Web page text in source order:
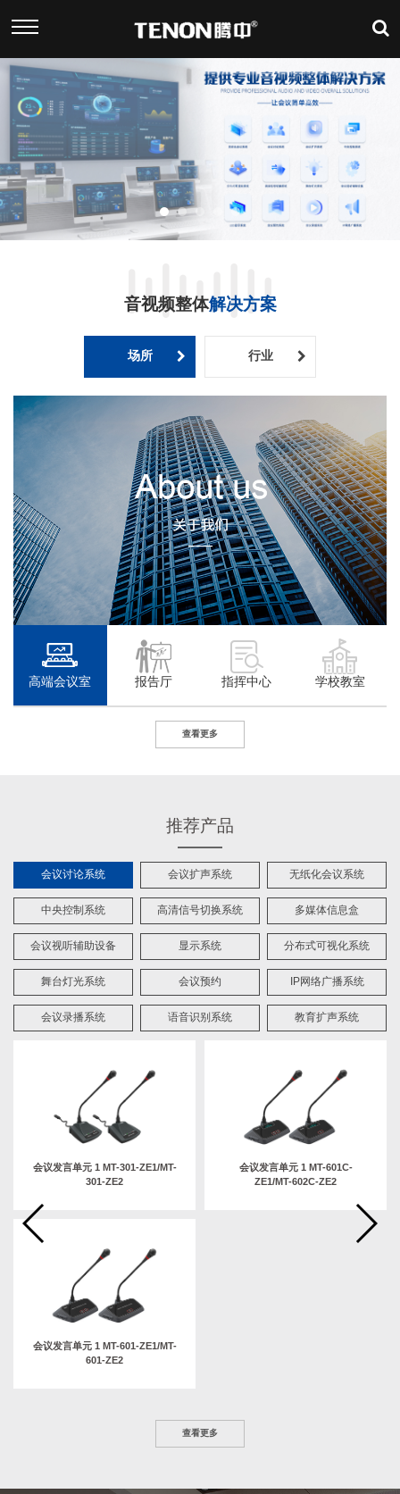
音视频整体解决方案
场所 行业
高端会议室 报告厅 指挥中心 学校教室
查看更多
推荐产品
会议讨论系统 会议扩声系统 无纸化会议系统
中央控制系统 高清信号切换系统 多媒体信息盒
会议视听辅助设备 显示系统 分布式可视化系统
舞台灯光系统 会议预约 IP网络广播系统
会议录播系统 语音识别系统 教育扩声系统
会议发言单元 1 MT-301-ZE1/MT-
301-ZE2
会议发言单元 1 MT-601-ZE1/MT-
601-ZE2
会议发言单元 1 MT-601C-
ZE1/MT-602C-ZE2
查看更多